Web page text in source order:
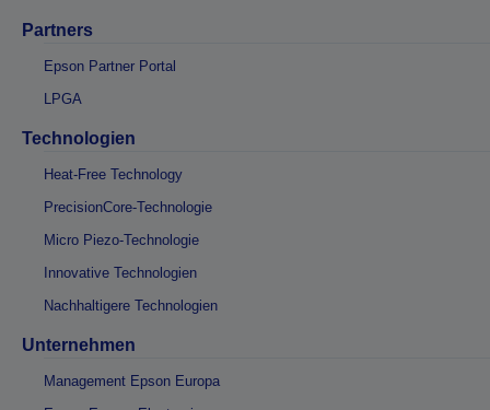
Partners
Epson Partner Portal
LPGA
Technologien
Heat-Free Technology
PrecisionCore-Technologie
Micro Piezo-Technologie
Innovative Technologien
Nachhaltigere Technologien
Unternehmen
Management Epson Europa